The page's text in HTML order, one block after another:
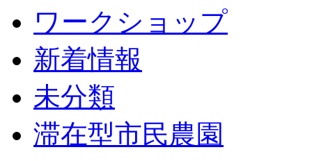
ワークショップ
新着情報
未分類
滞在型市民農園